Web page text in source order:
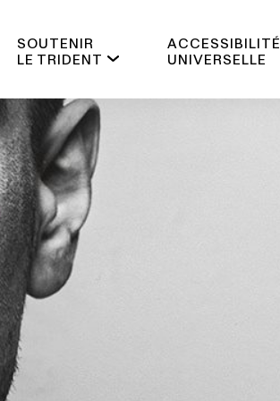
SOUTENIR
LE TRIDENT
ACCESSIBILITÉ
UNIVERSELLE